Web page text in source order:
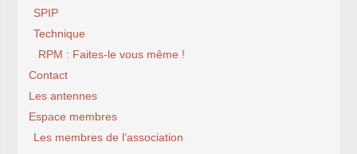
SPIP
Technique
RPM : Faites-le vous même !
Contact
Les antennes
Espace membres
Les membres de l’association